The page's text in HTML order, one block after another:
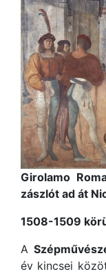
Girolamo
zászlót ad át
1508-1509
A
év kincsei